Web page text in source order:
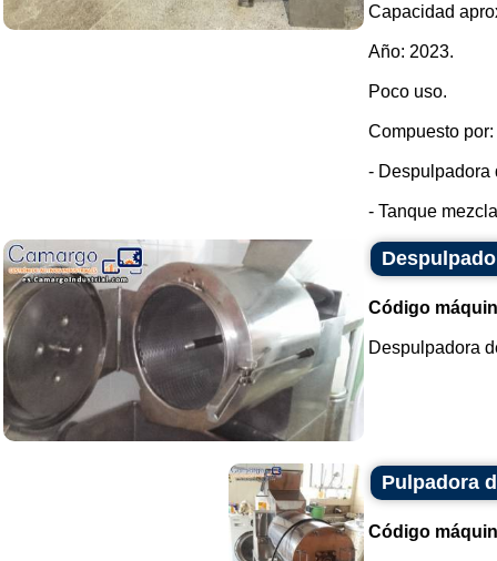
Capacidad
Año: 2023.
Poco uso.
Compuesto por:
- Despulpadora
- Tanque
Código
Despulpadora
Pulpadora
Código